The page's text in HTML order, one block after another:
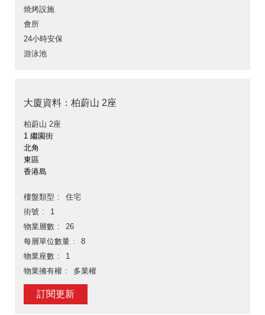
燒烤設施
會所
24小時安保
游泳池
大廈資料：柏蔚山 2座
柏蔚山 2座
1 繼園街
北角
東區
香港島
樓盤類型
住宅
街號
1
物業層數
26
每層單位數量
8
物業座數
1
物業擁有權
多業權
訂閱更新